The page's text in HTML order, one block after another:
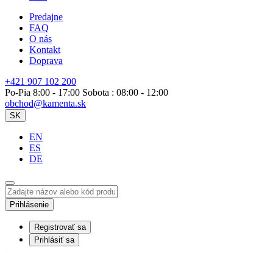
Predajne
FAQ
O nás
Kontakt
Doprava
+421 907 102 200
Po-Pia 8:00 - 17:00 Sobota : 08:00 - 12:00
obchod@kamenta.sk
SK
EN
ES
DE
Prihlásenie
Registrovať sa
Prihlásiť sa